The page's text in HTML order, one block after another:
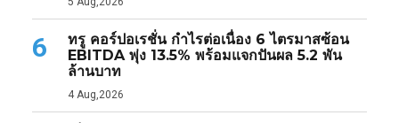
6
ทรู คอร์ปอเรชั่น กำไรต่อเนื่อง 6 ไตรมาสซ้อน
EBITDA พุ่ง 13.5% พร้อมแจกปันผล 5.2 พัน
ล้านบาท
4 Aug,2026